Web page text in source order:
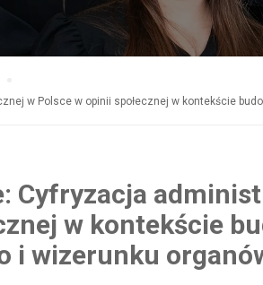
w Polsce w opinii społecznej w kontekście
Cyfryzacja
w kontekście
i wizerunku